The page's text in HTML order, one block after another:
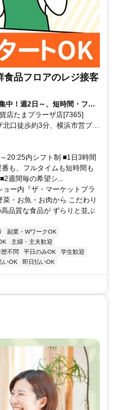
食品フロアのレジ接客
中！週2日～、短時間・フル
の両立も応援します。土日勤
店たまプラーザ店[7365]
口徒歩約3分、横浜市営ブル
急田園都市線 あざみ野3番口
20:25内シフト制 ■1日3時間
も、フルタイムも短時間も
週間毎の希望シ...
ー内『ザ・マーケットプラ
・お魚・お肉から こだわり
品質な食品が ずらりと並ぶ
副業・WワークOK
主婦・主夫歓迎
歴不問 平日のみOK
学生歓迎
いOK 即日払いOK